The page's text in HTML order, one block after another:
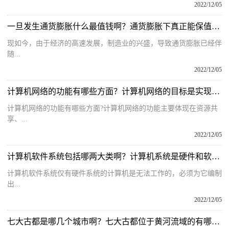
2022/12/05
一旦发生通货膨胀什么最值钱啊？通货膨胀下真正能保值的是什么？
现如今，由于经济的高速发展，制造业的兴盛，导致通货膨胀已经伴
随...
2022/12/05
计算机网络的功能有哪些方面？计算机网络的目标是实现什么呢？
计算机网络的功能有哪些方面?计算机网络的功能主要体现在资源共
享、...
2022/12/05
计算机软件系统包括哪两大类啊？计算机系统是硬件和软件的关系
计算机软件系统仅有硬件系统的计算机是无法工作的，必须为它编制
出...
2022/12/05
七大古都是哪几个城市啊？七大古都位于黄河流域的有哪些城市呢？